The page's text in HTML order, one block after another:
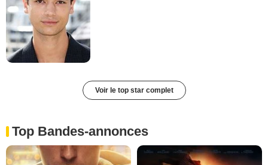
Voir le top star complet
Top Bandes-annonces